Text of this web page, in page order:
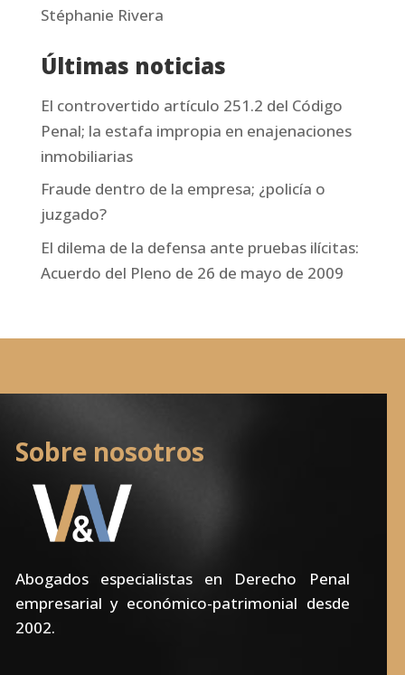
Stéphanie Rivera
Últimas noticias
El controvertido artículo 251.2 del Código
Penal; la estafa impropia en enajenaciones
inmobiliarias
Fraude dentro de la empresa; ¿policía o
juzgado?
El dilema de la defensa ante pruebas ilícitas:
Acuerdo del Pleno de 26 de mayo de 2009
Sobre nosotros
Abogados especialistas en Derecho Penal
empresarial y económico-patrimonial desde
2002.